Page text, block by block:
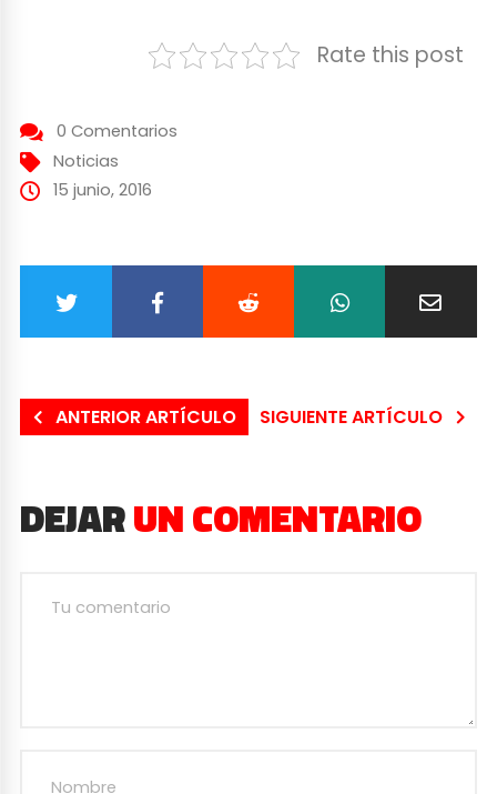
Rate this post
0 Comentarios
Noticias
15 junio, 2016
ANTERIOR ARTÍCULO SIGUIENTE ARTÍCULO
DEJARUN COMENTARIO